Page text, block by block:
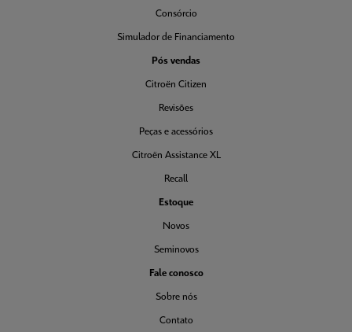
Consórcio
Simulador de Financiamento
Pós vendas
Citroën Citizen
Revisões
Peças e acessórios
Citroën Assistance XL
Recall
Estoque
Novos
Seminovos
Fale conosco
Sobre nós
Contato